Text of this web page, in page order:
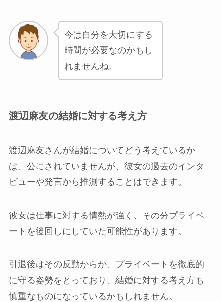
今は自分を大切にする
時間が必要なのかもし
れませんね。
渡辺麻友の結婚に対する考え方
渡辺麻友さんが結婚についてどう考えているか
は、公にされていませんが、彼女の過去のインタ
ビューや発言から推測することはできます。
彼女は仕事に対する情熱が強く、その分プライベ
ートを後回しにしていた可能性があります。
引退後はその反動からか、プライベートを徹底的
に守る姿勢をとっており、結婚に対する考え方も
慎重なものになっているかもしれません。